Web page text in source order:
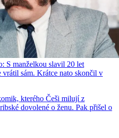
S manželkou slavil 20 let
sám. Krátce nato skončil v
kterého Češi milují z
dovolené o ženu. Pak přišel o